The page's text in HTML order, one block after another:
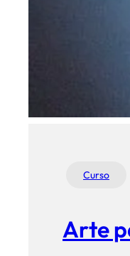
Curso
Arte